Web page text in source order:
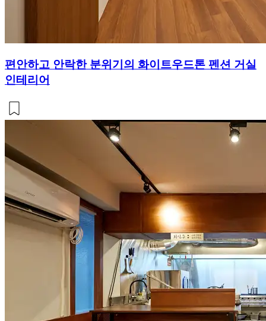
편안하고 안락한 분위기의 화이트우드톤 펜션 거실
인테리어